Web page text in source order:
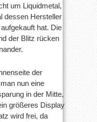
um Liquidmetal,
dessen Hersteller
hat. Die
der Blitz rücken
der
nun eine
in der Mitte,
größeres Display
wird frei, da